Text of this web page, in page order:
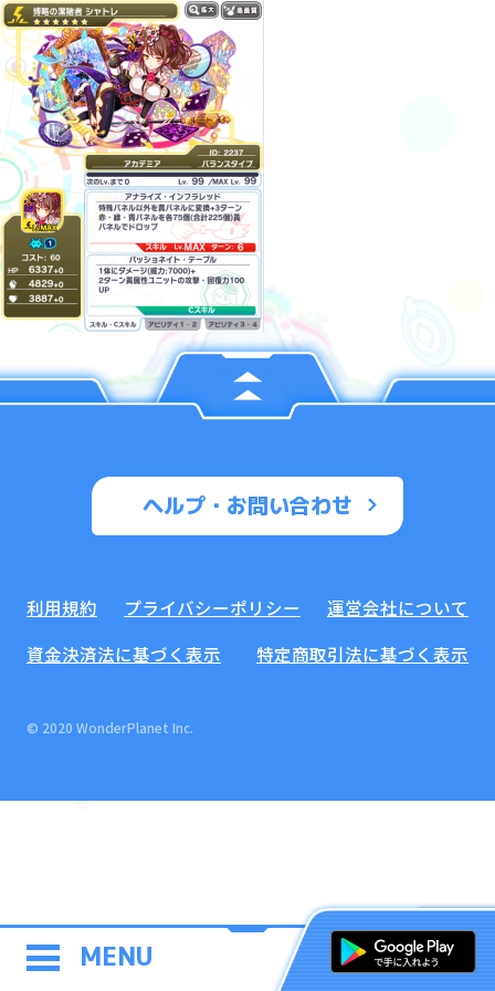
MENU
ヘルプ・お問い合わせ
利用規約 プライバシーポリシー
運営会社について
資金決済法に基づく表示
特定商取引法に基づく表示
© 2020 WonderPlanet Inc.